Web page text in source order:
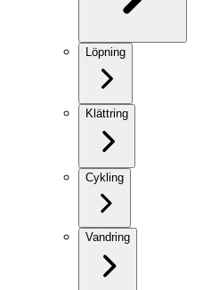
Löpning
Klättring
Cykling
Vandring